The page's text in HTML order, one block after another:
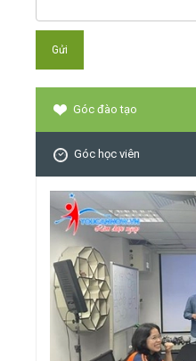
Góc đào tạo
Góc học viên